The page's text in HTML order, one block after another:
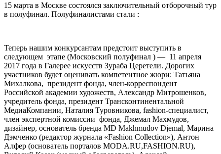
15 марта в Москве состоялся заключительный отборочный тур
в полуфинал. Полуфиналистами стали :
Теперь нашим конкурсантам предстоит выступить в
следующем этапе (Московский полуфинал ) — 11 апреля
2017 года в Галерее искусств Зураба Церетели. Дорогих
участников будет оценивать компетентное жюри: Татьяна
Михалкова, президент фонда, член-корреспондент
Российской академии художеств, Александр Митрошенков,
учредитель фонда, президент Трансконтинентальной
МедиаКомпании, Наталия Туровникова, fashion-специалист,
член экспертной комиссии фонда, Джемал Махмудов,
дизайнер, основатель бренда MD Makhmudov Djemal, Марина
Дэмченко (редактор журнала «Fashion Collection»), Антон
Алфер (основатель порталов MODA.RU,FASHION.RU),